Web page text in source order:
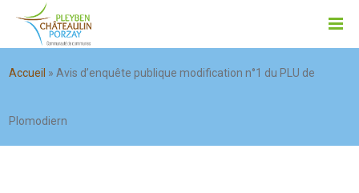
Accueil »Avis d’enquête publique modification n°1 du PLU de
Plomodiern